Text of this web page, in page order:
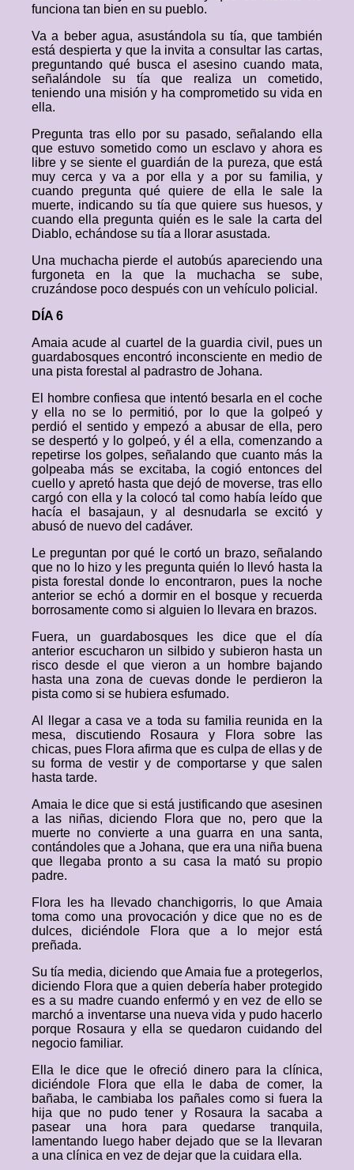
funciona tan bien en su pueblo.
Va a beber agua, asustándola su tía, que también
está despierta y que la invita a consultar las cartas,
preguntando qué busca el asesino cuando mata,
señalándole su tía que realiza un cometido,
teniendo una misión y ha comprometido su vida en
ella.
Pregunta tras ello por su pasado, señalando ella
que estuvo sometido como un esclavo y ahora es
libre y se siente el guardián de la pureza, que está
muy cerca y va a por ella y a por su familia, y
cuando pregunta qué quiere de ella le sale la
muerte, indicando su tía que quiere sus huesos, y
cuando ella pregunta quién es le sale la carta del
Diablo, echándose su tía a llorar asustada.
Una muchacha pierde el autobús apareciendo una
furgoneta en la que la muchacha se sube,
cruzándose poco después con un vehículo policial.
DÍA 6
Amaia acude al cuartel de la guardia civil, pues un
guardabosques encontró inconsciente en medio de
una pista forestal al padrastro de Johana.
El hombre confiesa que intentó besarla en el coche
y ella no se lo permitió, por lo que la golpeó y
perdió el sentido y empezó a abusar de ella, pero
se despertó y lo golpeó, y él a ella, comenzando a
repetirse los golpes, señalando que cuanto más la
golpeaba más se excitaba, la cogió entonces del
cuello y apretó hasta que dejó de moverse, tras ello
cargó con ella y la colocó tal como había leído que
hacía el basajaun, y al desnudarla se excitó y
abusó de nuevo del cadáver.
Le preguntan por qué le cortó un brazo, señalando
que no lo hizo y les pregunta quién lo llevó hasta la
pista forestal donde lo encontraron, pues la noche
anterior se echó a dormir en el bosque y recuerda
borrosamente como si alguien lo llevara en brazos.
Fuera, un guardabosques les dice que el día
anterior escucharon un silbido y subieron hasta un
risco desde el que vieron a un hombre bajando
hasta una zona de cuevas donde le perdieron la
pista como si se hubiera esfumado.
Al llegar a casa ve a toda su familia reunida en la
mesa, discutiendo Rosaura y Flora sobre las
chicas, pues Flora afirma que es culpa de ellas y de
su forma de vestir y de comportarse y que salen
hasta tarde.
Amaia le dice que si está justificando que asesinen
a las niñas, diciendo Flora que no, pero que la
muerte no convierte a una guarra en una santa,
contándoles que a Johana, que era una niña buena
que llegaba pronto a su casa la mató su propio
padre.
Flora les ha llevado chanchigorris, lo que Amaia
toma como una provocación y dice que no es de
dulces, diciéndole Flora que a lo mejor está
preñada.
Su tía media, diciendo que Amaia fue a protegerlos,
diciendo Flora que a quien debería haber protegido
es a su madre cuando enfermó y en vez de ello se
marchó a inventarse una nueva vida y pudo hacerlo
porque Rosaura y ella se quedaron cuidando del
negocio familiar.
Ella le dice que le ofreció dinero para la clínica,
diciéndole Flora que ella le daba de comer, la
bañaba, le cambiaba los pañales como si fuera la
hija que no pudo tener y Rosaura la sacaba a
pasear una hora para quedarse tranquila,
lamentando luego haber dejado que se la llevaran
a una clínica en vez de dejar que la cuidara ella.